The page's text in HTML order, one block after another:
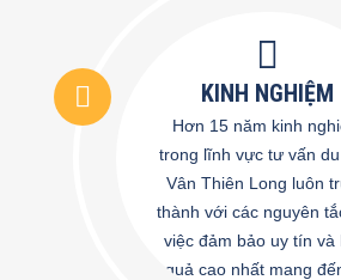
KINH NGHIỆM
Hơn 15 năm kinh
trong lĩnh vực tư vấn du
Vân Thiên Long luôn
thành với các nguyên
việc đảm bảo uy tín và
quả cao nhất mang